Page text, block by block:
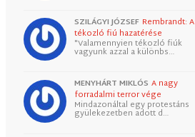
SZILÁGYI JÓZSEF Rembrandt: A
tékozló fiú hazatérése
"Valamennyien tékozló fiúk
vagyunk azzal a különbs…
MENYHÁRT MIKLÓS A nagy
forradalmi terror vége
Mindazonáltal egy protestáns
gyülekezetben adott d…